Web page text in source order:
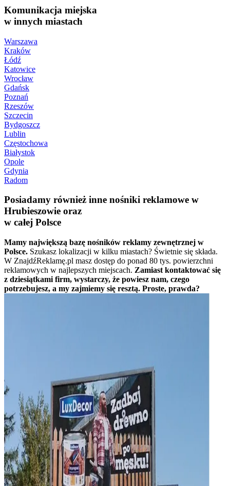
Komunikacja miejska
w innych miastach
Warszawa
Kraków
Łódź
Katowice
Wrocław
Gdańsk
Poznań
Rzeszów
Szczecin
Bydgoszcz
Lublin
Częstochowa
Białystok
Opole
Gdynia
Radom
Posiadamy również inne nośniki reklamowe w
Hrubieszowie oraz
w całej Polsce
Mamy największą bazę nośników reklamy zewnętrznej w
Polsce. Szukasz lokalizacji w kilku miastach? Świetnie się składa.
W ZnajdźReklamę.pl masz dostęp do ponad 80 tys. powierzchni
reklamowych w najlepszych miejscach. Zamiast kontaktować się
z dziesiątkami firm, wystarczy, że powiesz nam, czego
potrzebujesz, a my zajmiemy się resztą. Proste, prawda?